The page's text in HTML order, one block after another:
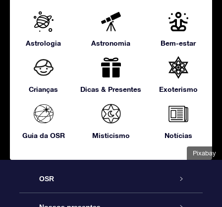
Pixabay
Astrologia Astronomia Bem-estar
Crianças Dicas & Presentes Exoterismo
Guia da OSR Misticismo Notícias
OSR